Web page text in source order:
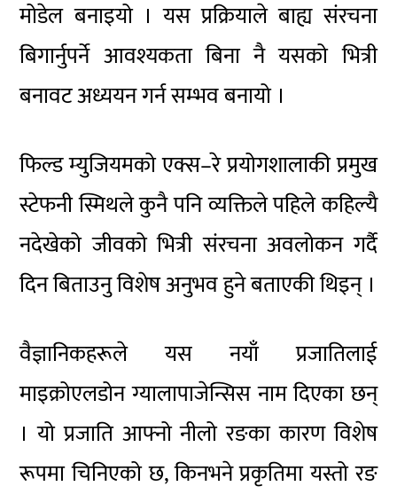
मोडेल बनाइयो । यस प्रक्रियाले बाह्य संरचना
बिगार्नुपर्ने आवश्यकता बिना नै यसको भित्री
बनावट अध्ययन गर्न सम्भव बनायो ।
फिल्ड म्युजियमको एक्स–रे प्रयोगशालाकी प्रमुख
स्टेफनी स्मिथले कुनै पनि व्यक्तिले पहिले कहिल्यै
नदेखेको जीवको भित्री संरचना अवलोकन गर्दै
दिन बिताउनु विशेष अनुभव हुने बताएकी थिइन् ।
वैज्ञानिकहरूले यस नयाँ प्रजातिलाई
माइक्रोएलडोन ग्यालापाजेन्सिस नाम दिएका छन्
। यो प्रजाति आफ्नो नीलो रङका कारण विशेष
रूपमा चिनिएको छ, किनभने प्रकृतिमा यस्तो रङ